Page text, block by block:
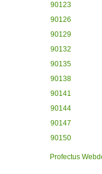
90123
90126
90129
90132
90135
90138
90141
90144
90147
90150
Profectus